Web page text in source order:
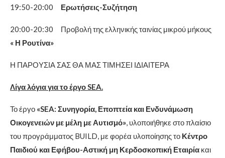
19:50-20:00 Ερωτήσεις-Συζήτηση
20:00-20:30 Προβολή της ελληνικής ταινίας μικρού μήκους
« Η Ρουτίνα»
Η ΠΑΡΟΥΣΙΑ ΣΑΣ ΘΑ ΜΑΣ ΤΙΜΗΣΕΙ ΙΔΙΑΙΤΕΡΑ
Λίγα λόγια για το έργοSEA.
Το έργο «SEA: Συνηγορία, Εποπτεία και Ενδυνάμωση
Οικογενειών με μέλη με Αυτισμό», υλοποιήθηκε στο πλαίσιο
του προγράμματος BUILD, με φορέα υλοποίησης το Κέντρο
Παιδιού και Εφήβου-Αστική μη Κερδοσκοπική Εταιρία και